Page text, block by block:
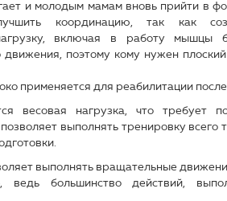
и молодым мамам вновь прийти в
координацию, так как
включая в работу мышцы
движения, поэтому кому нужен
применяется для реабилитации
весовая нагрузка, что требует
выполнять тренировку всего
выполнять вращательные
ведь большинство действий,